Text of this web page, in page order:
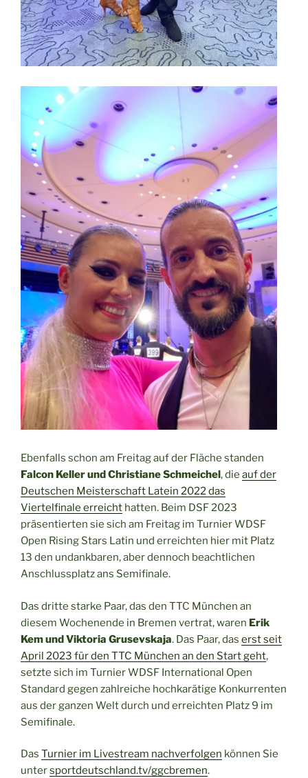
Ebenfalls schon am Freitag auf der Fläche standen
Falcon Keller und Christiane Schmeichel, die auf der
Deutschen Meisterschaft Latein 2022 das
Viertelfinale erreicht hatten. Beim DSF 2023
präsentierten sie sich am Freitag im Turnier WDSF
Open Rising Stars Latin und erreichten hier mit Platz
13 den undankbaren, aber dennoch beachtlichen
Anschlussplatz ans Semifinale.
Das dritte starke Paar, das den TTC München an
diesem Wochenende in Bremen vertrat, waren Erik
Kem und Viktoria Grusevskaja. Das Paar, das erst seit
April 2023 für den TTC München an den Start geht,
setzte sich im Turnier WDSF International Open
Standard gegen zahlreiche hochkarätige Konkurrenten
aus der ganzen Welt durch und erreichten Platz 9 im
Semifinale.
Das Turnier im Livestream nachverfolgen können Sie
untersportdeutschland.tv/ggcbremen.